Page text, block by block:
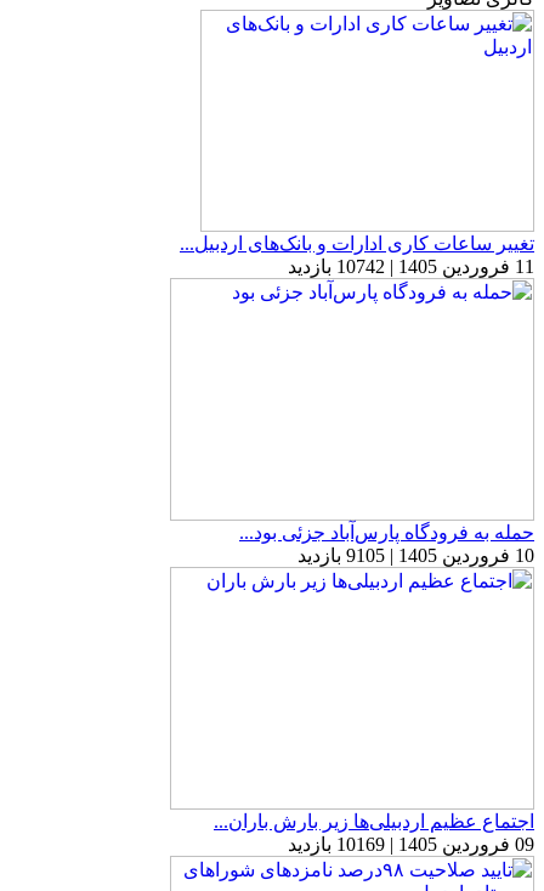
تغییر ساعات کاری ادارات و بانک‌های اردبیل...
11 فروردین 1405 | 10742 بازدید
حمله به فرودگاه پارس‌‌آباد جزئی بود...
10 فروردین 1405 | 9105 بازدید
اجتماع عظیم اردبیلی‌ها زیر بارش باران...
09 فروردین 1405 | 10169 بازدید